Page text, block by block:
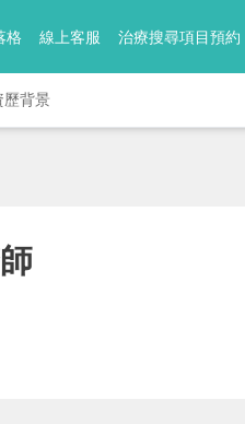
格 線上客服 治療搜尋項目預約
歷背景